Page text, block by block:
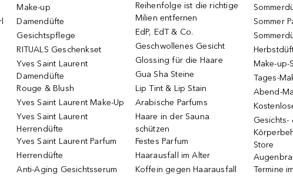
Make-up
Damendüfte
Gesichtspflege
RITUALS Geschenkset
Yves Saint Laurent
Damendüfte
Rouge & Blush
Yves Saint Laurent Make-Up
Yves Saint Laurent
Herrendüfte
Yves Saint Laurent Parfum
Herrendüfte
Anti-Aging Gesichtsserum
Reihenfolge ist die richtige
Milien entfernen
EdP, EdT & Co.
Geschwollenes Gesicht
Glossing für die Haare
Gua Sha Steine
Lip Tint & Lip Stain
Arabische Parfums
Haare in der Sauna
schützen
Festes Parfum
Haarausfall im Alter
Koffein gegen Haarausfall
Sommer
Make-up-
Tages-
Abend-
Gesichts-
Store
Termine